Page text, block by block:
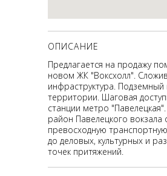
ОПИСАНИЕ
Предлагается на продажу
новом ЖК "Воксхолл".
инфраструктура. Подземный
территории. Шаговая
станции метро
район Павелецкого вокзала
превосходную
до деловых, культурных и
точек притяжений.